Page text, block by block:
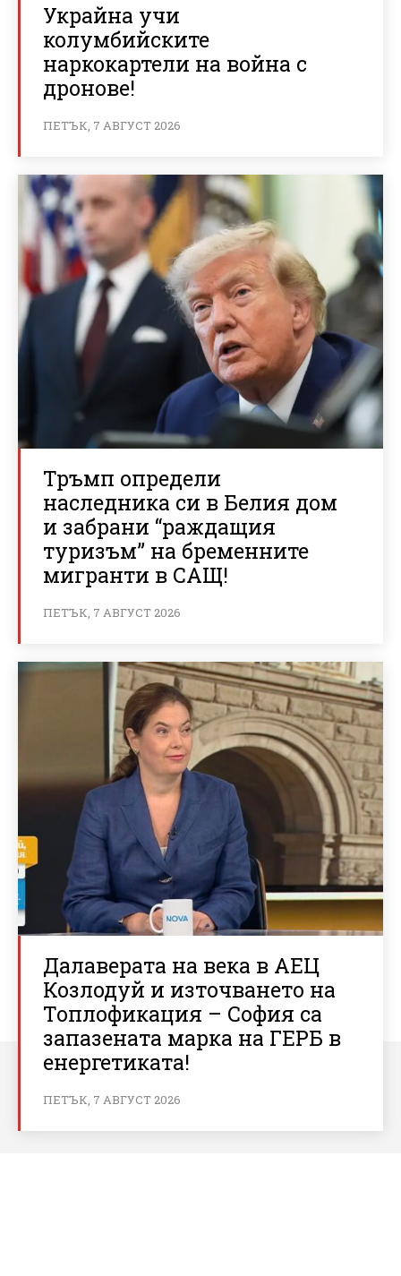
Украйна учи
колумбийските
наркокартели на война с
дронове!
ПЕТЪК, 7 АВГУСТ 2026
Тръмп определи
наследника си в Белия дом
и забрани “раждащия
туризъм” на бременните
мигранти в САЩ!
ПЕТЪК, 7 АВГУСТ 2026
Далаверата на века в АЕЦ
Козлодуй и източването на
Топлофикация – София са
запазената марка на ГЕРБ в
енергетиката!
ПЕТЪК, 7 АВГУСТ 2026